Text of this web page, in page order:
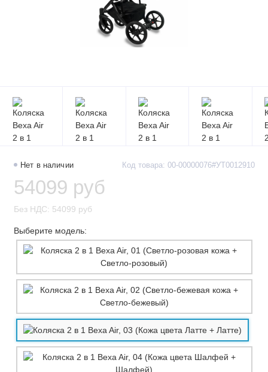
Нет в наличии Код товара: 00-00000076#УТ0012910
54099 руб
Без НДС: 54099 руб
Выберите модель: